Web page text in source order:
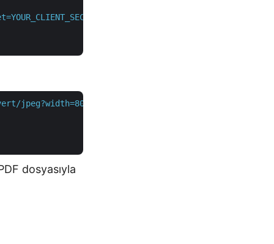
jpeg?width=800&height=800"
dosyasıyla